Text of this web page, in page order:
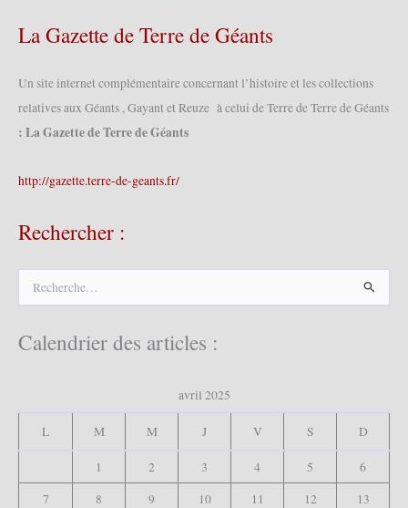
(19/04/2025)
La Gazette de Terre de Géants
Un site internet complémentaire concernant l’histoire et les collections
relatives aux Géants , Gayant et Reuze à celui de Terre de Terre de Géants
: La Gazette de Terre de Géants
http://gazette.terre-de-geants.fr/
Rechercher :
e
Calendrier des articles :
avril 2025
L M M J V S D
1 2 3 4 5
6
7
8 9 10 11 12
13